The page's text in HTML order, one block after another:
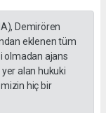
Demirören
eklenen tüm
olmadan ajans
alan hukuki
hiç bir